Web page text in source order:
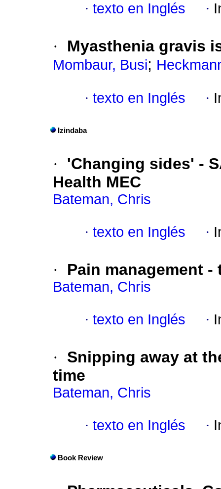
· texto en Inglés ·
· Myasthenia gravis
Mombaur, Busi;
· texto en Inglés ·
Izindaba
·
'Changing sides' -
Health MEC
Bateman, Chris
· texto en Inglés ·
· Pain management
Bateman, Chris
· texto en Inglés ·
·
Snipping away at
time
Bateman, Chris
· texto en Inglés ·
Book Review